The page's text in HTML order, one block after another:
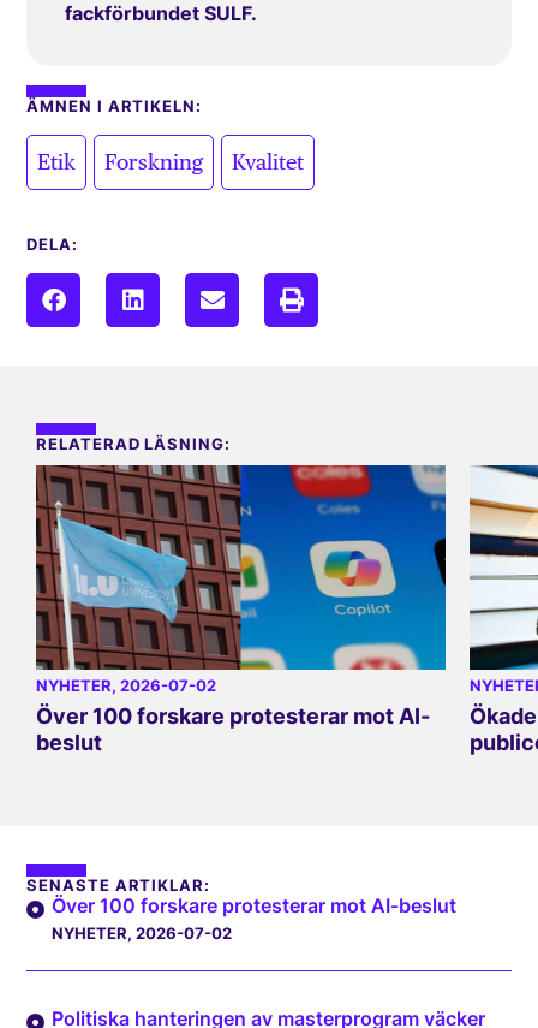
fackförbundet SULF.
ÄMNEN I ARTIKELN:
Etik Forskning Kvalitet
DELA:
RELATERAD LÄSNING:
NYHETER, 2026-07-02
Över 100 forskare protesterar mot AI-
beslut
SENASTE ARTIKLAR:
Över 100 forskare protesterar mot AI-beslut
NYHETER, 2026-07-02
Politiska hanteringen av masterprogram väcker